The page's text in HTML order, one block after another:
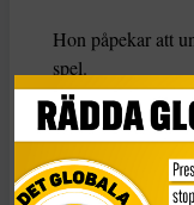
Hon påpekar att
spel.
– De måste göra
den ilskan till att